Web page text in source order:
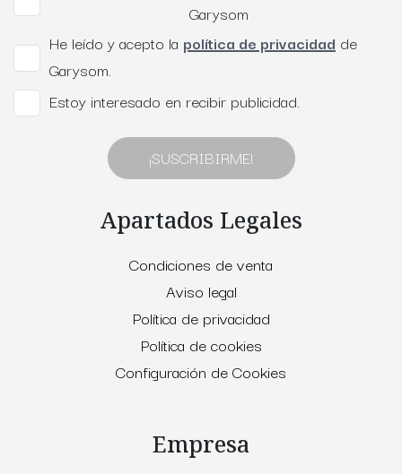
Garysom
He leído y acepto la política de privacidad de
Garysom.
Estoy interesado en recibir publicidad.
¡SUSCRIBIRME!
Apartados Legales
Condiciones de venta
Aviso legal
Política de privacidad
Política de cookies
Configuración de Cookies
Empresa